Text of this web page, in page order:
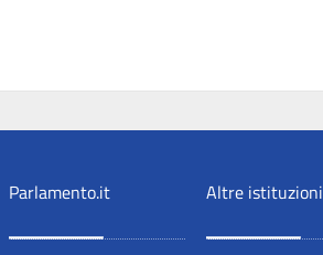
Parlamento.it Altre istituzioni